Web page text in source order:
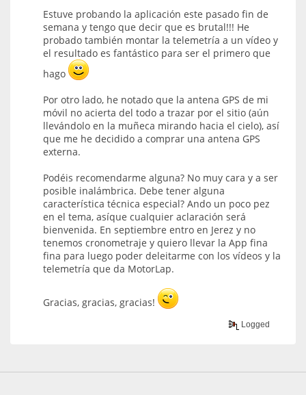
Estuve probando la aplicación este pasado fin de
semana y tengo que decir que es brutal!!! He
probado también montar la telemetría a un vídeo y
el resultado es fantástico para ser el primero que
hago
Por otro lado, he notado que la antena GPS de mi
móvil no acierta del todo a trazar por el sitio (aún
llevándolo en la muñeca mirando hacia el cielo), así
que me he decidido a comprar una antena GPS
externa.
Podéis recomendarme alguna? No muy cara y a ser
posible inalámbrica. Debe tener alguna
característica técnica especial? Ando un poco pez
en el tema, asíque cualquier aclaración será
bienvenida. En septiembre entro en Jerez y no
tenemos cronometraje y quiero llevar la App fina
fina para luego poder deleitarme con los vídeos y la
telemetría que da MotorLap.
Gracias, gracias, gracias!
Logged